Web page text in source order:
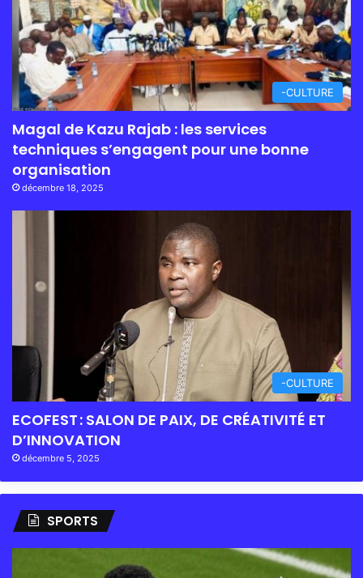
-CULTURE
Magal de Kazu Rajab : les services
techniques s’engagent pour une bonne
organisation
décembre 18, 2025
-CULTURE
ECOFEST : SALON DE PAIX, DE CRÉATIVITÉ ET
D’INNOVATION
décembre 5, 2025
SPORTS